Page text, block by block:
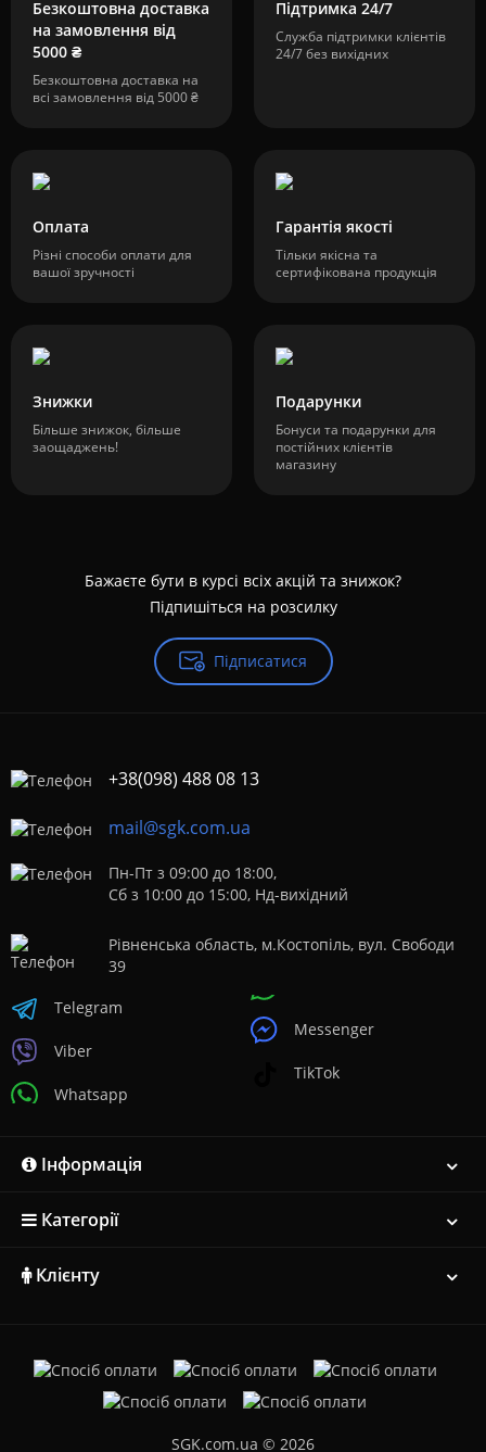
Безкоштовна доставка
на замовлення від
5000 ₴
Безкоштовна доставка на
всі замовлення від 5000 ₴
Підтримка 24/7
Служба підтримки клієнтів
24/7 без вихідних
Оплата
Різні способи оплати для
вашої зручності
Гарантія якості
Тільки якісна та
сертифікована продукція
Знижки
Більше знижок, більше
заощаджень!
Подарунки
Бонуси та подарунки для
постійних клієнтів
магазину
Бажаєте бути в курсі всіх акцій та знижок?
Підпишіться на розсилку
Підписатися
+38(098) 488 08 13
mail@sgk.com.ua
Пн-Пт з 09:00 до 18:00,
Сб з 10:00 до 15:00, Нд-вихідний
Рівненська область, м.Костопіль, вул. Свободи
39
Telegram
Viber
Whatsapp
Messenger
TikTok
Інформація
Категорії
Клієнту
SGK.com.ua © 2026